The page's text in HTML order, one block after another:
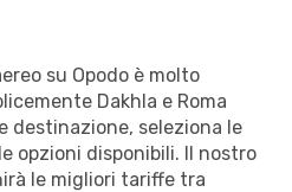
su Opodo è molto
Dakhla e Roma
destinazione, seleziona le
opzioni disponibili. Il nostro
le migliori tariffe tra